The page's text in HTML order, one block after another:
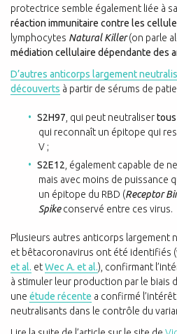
protectrice semble également liée à
réaction immunitaire contre les
lymphocytes Natural Killer(on parle
médiation cellulaire dépendante des
D’autres anticorps largement
découverts à partir de sérums de
S2H97 , qui peut neutraliser
qui reconnaît un épitope qui
V ;
S2E12 , également capable de
mais avec moins de puissance
un épitope du RBD (Receptor
Spikeconservé entre ces virus.
Plusieurs autres anticorps largement
et bêtacoronavirus ont été identifiés
et al. etWec A. et al.), confirmant
à stimuler leur production par le biais
une étude récente a confirmé
neutralisants dans le contrôle du